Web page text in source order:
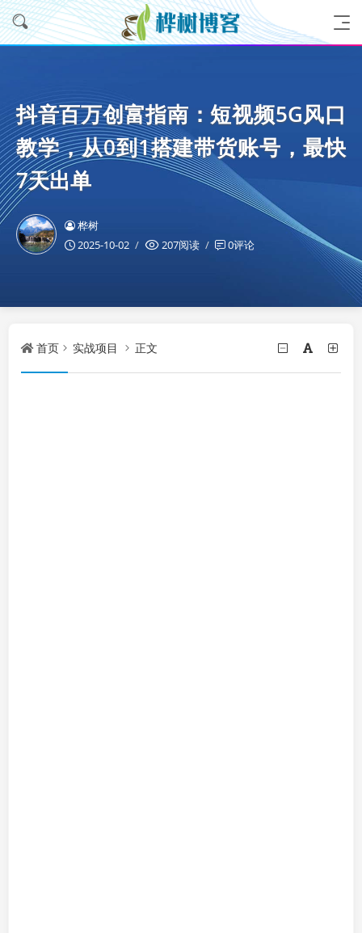
抖音百万创富指南：短视频5G风口
教学，从0到1搭建带货账号，最快
7天出单
桦树
2025-10-02
207阅读 0评论
首页 实战项目 正文